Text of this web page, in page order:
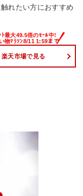
れたい方におすすめ
楽天市場で見る